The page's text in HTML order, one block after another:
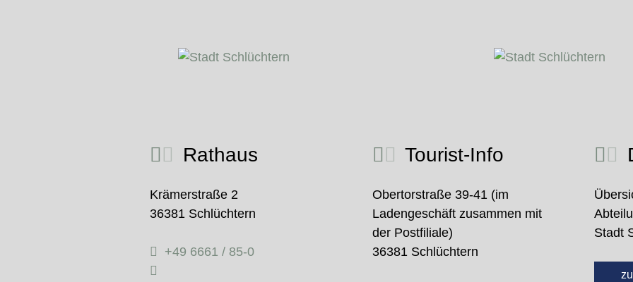
Rathaus
Krämerstraße 2
36381 Schlüchtern
+49 6661 / 85-0
Tourist-Info
Obertorstraße 39-41 (im
Ladengeschäft zusammen mit
der Postfiliale)
36381 Schlüchtern
Stadt